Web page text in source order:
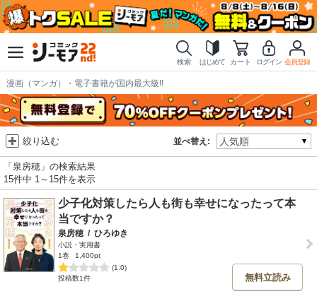
検索 はじめて カート ログイン 会員登録
漫画（マンガ）・電子書籍が国内最大級!!
並べ替え:
絞り込む
「泉房穂」の検索結果
15件中 1～15件を表示
少子化対策したら人も街も幸せになったって本
当ですか？
泉房穂 / ひろゆき
小説・実用書
1巻
1,400pt
(1.0)
投稿数1件
無料立読み